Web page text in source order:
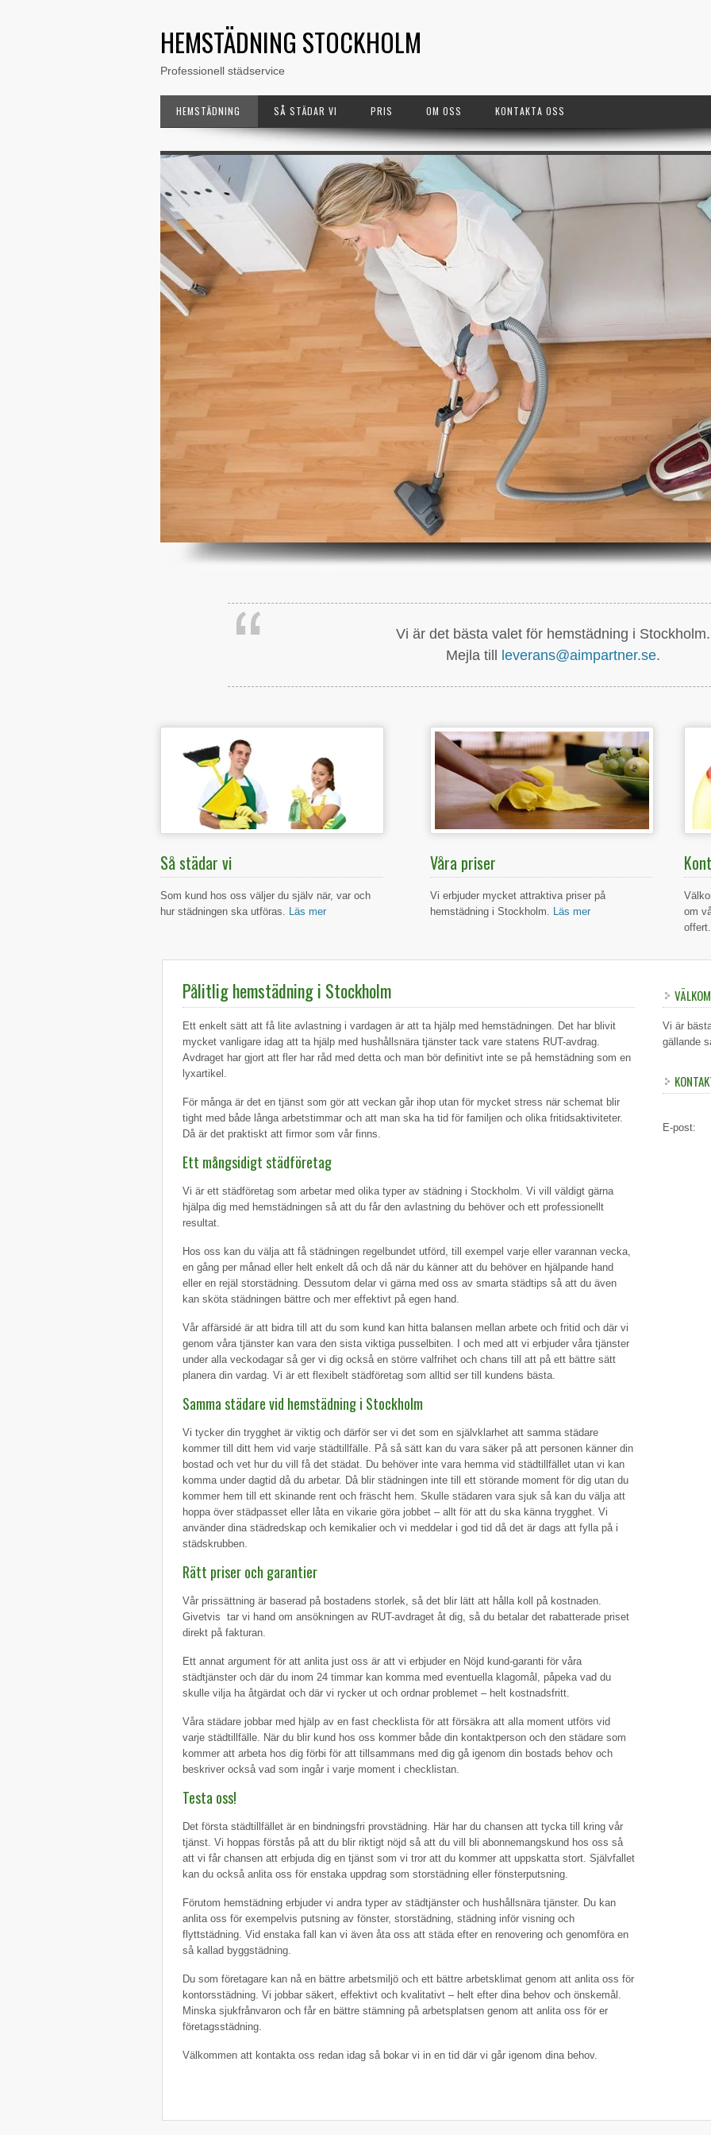
HEMSTÄDNING STOCKHOLM
Professionell städservice
HEMSTÄDNING SÅ STÄDAR VI PRIS OM OSS KONTAKTA OSS
Vi är det bästa valet för hemstädning i Stockholm.
Mejla till
leverans@aimpartner.se.
Så städar vi
Som kund hos oss väljer du själv när, var och
hur städningen ska utföras. Läs mer
Våra priser
Vi erbjuder mycket attraktiva priser på
hemstädning i Stockholm. Läs mer
om
Pålitlig hemstädning i Stockholm
Ett enkelt sätt att få lite avlastning i vardagen är att ta hjälp med hemstädningen. Det har blivit
mycket vanligare idag att ta hjälp med hushållsnära tjänster tack vare statens RUT-avdrag.
Avdraget har gjort att fler har råd med detta och man bör definitivt inte se på hemstädning som en
lyxartikel.
För många är det en tjänst som gör att veckan går ihop utan för mycket stress när schemat blir
tight med både långa arbetstimmar och att man ska ha tid för familjen och olika fritidsaktiviteter.
Då är det praktiskt att firmor som vår finns.
Ett mångsidigt städföretag
Vi är ett städföretag som arbetar med olika typer av städning i Stockholm. Vi vill väldigt gärna
hjälpa dig med hemstädningen så att du får den avlastning du behöver och ett professionellt
resultat.
Hos oss kan du välja att få städningen regelbundet utförd, till exempel varje eller varannan vecka,
en gång per månad eller helt enkelt då och då när du känner att du behöver en hjälpande hand
eller en rejäl storstädning. Dessutom delar vi gärna med oss av smarta städtips så att du även
kan sköta städningen bättre och mer effektivt på egen hand.
Vår affärsidé är att bidra till att du som kund kan hitta balansen mellan arbete och fritid och där vi
genom våra tjänster kan vara den sista viktiga pusselbiten. I och med att vi erbjuder våra tjänster
under alla veckodagar så ger vi dig också en större valfrihet och chans till att på ett bättre sätt
planera din vardag. Vi är ett flexibelt städföretag som alltid ser till kundens bästa.
Samma städare vid hemstädning i Stockholm
Vi tycker din trygghet är viktig och därför ser vi det som en självklarhet att samma städare
kommer till ditt hem vid varje städtillfälle. På så sätt kan du vara säker på att personen känner din
bostad och vet hur du vill få det städat. Du behöver inte vara hemma vid städtillfället utan vi kan
komma under dagtid då du arbetar. Då blir städningen inte till ett störande moment för dig utan du
kommer hem till ett skinande rent och fräscht hem. Skulle städaren vara sjuk så kan du välja att
hoppa över städpasset eller låta en vikarie göra jobbet – allt för att du ska känna trygghet. Vi
använder dina städredskap och kemikalier och vi meddelar i god tid då det är dags att fylla på i
städskrubben.
Rätt priser och garantier
Vår prissättning är baserad på bostadens storlek, så det blir lätt att hålla koll på kostnaden.
Givetvis tar vi hand om ansökningen av RUT-avdraget åt dig, så du betalar det rabatterade priset
direkt på fakturan.
Ett annat argument för att anlita just oss är att vi erbjuder en Nöjd kund-garanti för våra
städtjänster och där du inom 24 timmar kan komma med eventuella klagomål, påpeka vad du
skulle vilja ha åtgärdat och där vi rycker ut och ordnar problemet – helt kostnadsfritt.
Våra städare jobbar med hjälp av en fast checklista för att försäkra att alla moment utförs vid
varje städtillfälle. När du blir kund hos oss kommer både din kontaktperson och den städare som
kommer att arbeta hos dig förbi för att tillsammans med dig gå igenom din bostads behov och
beskriver också vad som ingår i varje moment i checklistan.
Testa oss!
Det första städtillfället är en bindningsfri provstädning. Här har du chansen att tycka till kring vår
tjänst. Vi hoppas förstås på att du blir riktigt nöjd så att du vill bli abonnemangskund hos oss så
att vi får chansen att erbjuda dig en tjänst som vi tror att du kommer att uppskatta stort. Självfallet
kan du också anlita oss för enstaka uppdrag som storstädning eller fönsterputsning.
Förutom hemstädning erbjuder vi andra typer av städtjänster och hushållsnära tjänster. Du kan
anlita oss för exempelvis putsning av fönster, storstädning, städning inför visning och
flyttstädning. Vid enstaka fall kan vi även åta oss att städa efter en renovering och genomföra en
så kallad byggstädning.
Du som företagare kan nå en bättre arbetsmiljö och ett bättre arbetsklimat genom att anlita oss för
kontorsstädning. Vi jobbar säkert, effektivt och kvalitativt – helt efter dina behov och önskemål.
Minska sjukfrånvaron och får en bättre stämning på arbetsplatsen genom att anlita oss för er
företagsstädning.
Välkommen att kontakta oss redan idag så bokar vi in en tid där vi går igenom dina behov.
Vi är
gällande
E-post: